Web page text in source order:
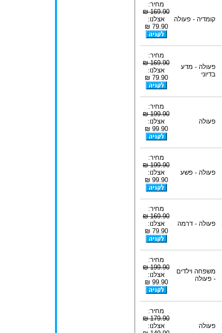
קומדיה - פעולה
מחיר:
169.90 ₪
אצלנו:
79.90 ₪
פעולה - מדע
בדיוני
מחיר:
169.90 ₪
אצלנו:
79.90 ₪
פעולה
מחיר:
199.90 ₪
אצלנו:
99.90 ₪
פעולה - פשע
מחיר:
199.90 ₪
אצלנו:
99.90 ₪
פעולה - דרמה
מחיר:
169.90 ₪
אצלנו:
79.90 ₪
משפחה וילדים
- פעולה
מחיר:
199.90 ₪
אצלנו:
99.90 ₪
פעולה
מחיר:
179.90 ₪
אצלנו: